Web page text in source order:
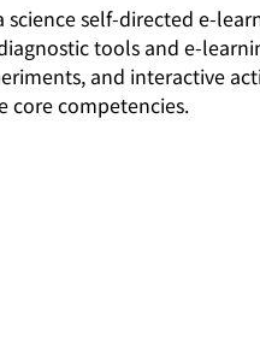
self-directed e-
tools and e-
and interactive
core competencies.